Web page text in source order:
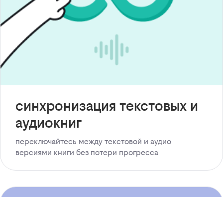
синхронизация текстовых и
аудиокниг
переключайтесь между текстовой и аудио
версиями книги без потери прогресса